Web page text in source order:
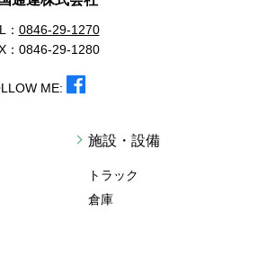
： 0846-29-1270
：0846-29-1280
ME:
施設・設備
トラック
倉庫